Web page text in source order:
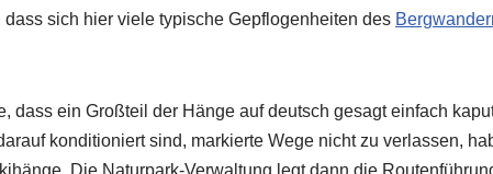
sich hier viele typische Gepflogenheiten des
dass ein Großteil der Hänge auf deutsch gesagt einfach
konditioniert sind, markierte Wege nicht zu verlassen,
Die Naturpark-Verwaltung legt dann die